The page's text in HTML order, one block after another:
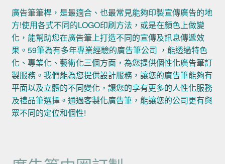
廣告筆筆桿，是最適合、也最常見能夠印製宣傳廣告的地
方!使用各式不同的LOGO印刷方法，或是在顏色上做變
化，能幫助您在廣告筆上打造不同的宣傳及訊息傳遞效
果。59筆為有多年專業經驗的廣告筆公司 ，能透過特色
化、專業化、藝術化三個方面，為您提供個性化廣告筆訂
製服務。我們能為您提供設計服務，讓您的廣告筆能夠有
平面以及立體的不同變化，讓您的享有更多的人性化服務
及禮品筆選擇。通過客製化廣告筆，能讓您的公司更有與
眾不同的定位和個性!